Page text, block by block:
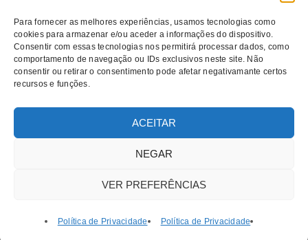
Para fornecer as melhores experiências, usamos tecnologias como
cookies para armazenar e/ou aceder a informações do dispositivo.
Consentir com essas tecnologias nos permitirá processar dados, como
comportamento de navegação ou IDs exclusivos neste site. Não
consentir ou retirar o consentimento pode afetar negativamante certos
recursos e funções.
ACEITAR
NEGAR
VER PREFERÊNCIAS
Política de Privacidade Política de Privacidade
Política
de
Privacidade
da
© 2021 RATATUI | All Rights Reserved – Direitos Reservados |